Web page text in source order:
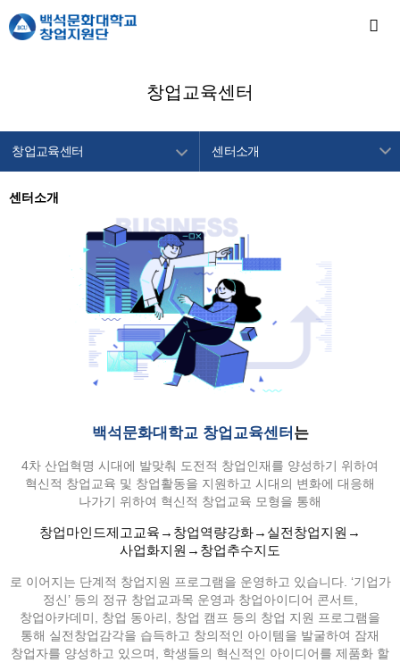
창업교육센터
창업교육센터
창업보육센터
백석메이커스
공간/장비 예약
센터소개
프로그램 안내
프로그램 일정
공지사항
센터소개
백석문화대학교 창업교육센터 는
4차 산업혁명 시대에 발맞춰 도전적 창업인재를 양성하기 위하여
혁신적 창업교육 및 창업활동을 지원하고 시대의 변화에 대응해
나가기 위하여 혁신적 창업교육 모형을 통해
창업마인드제고교육→창업역량강화→실전창업지원→
사업화지원→창업추수지도
로 이어지는 단계적 창업지원 프로그램을 운영하고 있습니다. ‘기업가
정신’ 등의 정규 창업교과목 운영과 창업아이디어 콘서트,
창업아카데미, 창업 동아리, 창업 캠프 등의 창업 지원 프로그램을
통해 실전창업감각을 습득하고 창의적인 아이템을 발굴하여 잠재
창업자를 양성하고 있으며, 학생들의 혁신적인 아이디어를 제품화 할